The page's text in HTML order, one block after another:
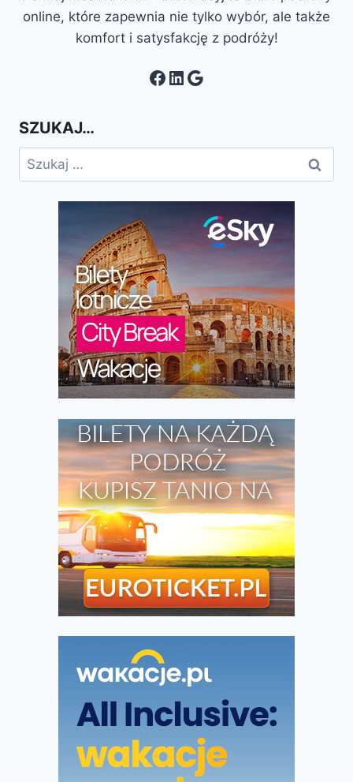
online, które zapewnia nie tylko wybór, ale także
komfort i satysfakcję z podróży!
Facebook
LinkedIn
Google
SZUKAJ…
Szukaj: